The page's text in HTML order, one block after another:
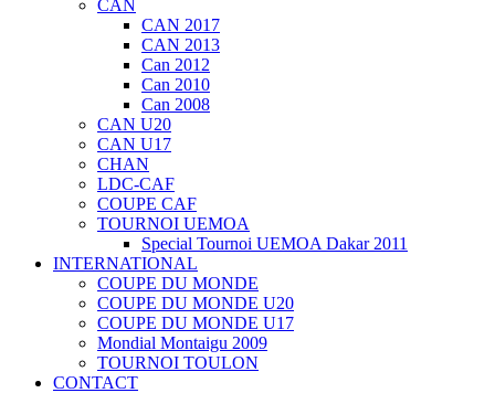
CAN
CAN 2017
CAN 2013
Can 2012
Can 2010
Can 2008
CAN U20
CAN U17
CHAN
LDC-CAF
COUPE CAF
TOURNOI UEMOA
Special Tournoi UEMOA Dakar 2011
INTERNATIONAL
COUPE DU MONDE
COUPE DU MONDE U20
COUPE DU MONDE U17
Mondial Montaigu 2009
TOURNOI TOULON
CONTACT